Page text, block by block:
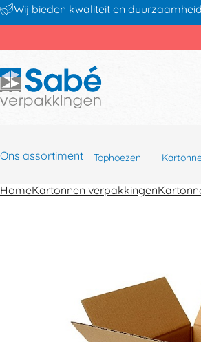
Wij bieden kwaliteit en duurzaamheid
Ons assortiment Tophoezen
HomeKartonnen verpakkingen